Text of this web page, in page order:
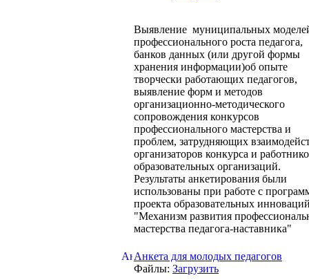
Выявление муниципальных
профессионального роста педагога,
банков данных (или другой формы
хранения информации)об опыте
творчески работающих педагогов,
выявление форм и методов
организационно-методического
сопровождения конкурсов
профессионального мастерства и
проблем, затрудняющих
организаторов конкурса и
образовательных организаций.
Результаты анкетирования были
использованы при работе с
проекта образовательных
"Механизм развития
мастерства педагога-наставника"
Анкета для молодых педагогов
Файлы: Загрузить